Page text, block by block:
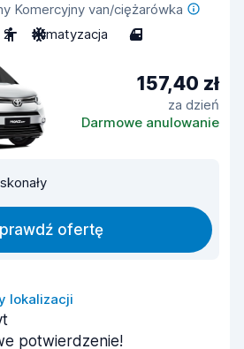
Komercyjny van/ciężarówka
2 Klimatyzacja 4
157,40 zł
za dzień
Darmowe anulowanie
ofertę
lokalizacji
potwierdzenie!